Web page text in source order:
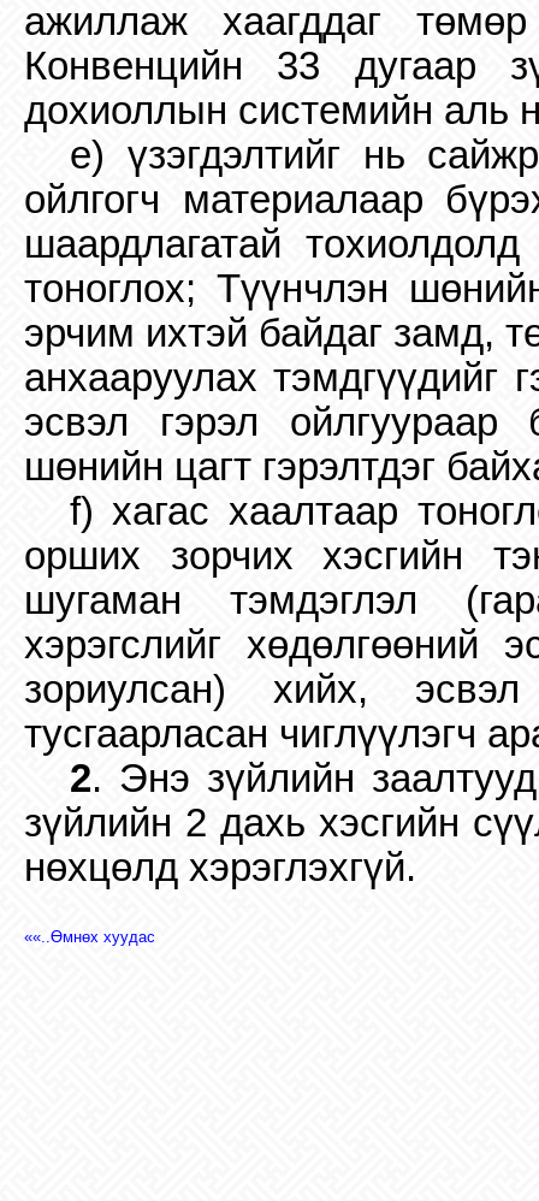
ажиллаж хаагддаг
Конвенцийн 33 дугаар
дохиоллын системийн аль
e) үзэгдэлтийг нь
ойлгогч материалаар
шаардлагатай
тоноглох; Түүнчлэн
эрчим ихтэй байдаг замд,
анхааруулах тэмдгүүдийг
эсвэл гэрэл ойлгуураар
шөнийн цагт гэрэлтдэг
f) хагас хаалтаар
орших зорчих хэсгийн
шугаман тэмдэглэл
хэрэгслийг хөдөлгөөний
зориулсан) хийх,
тусгаарласан чиглүүлэгч
2. Энэ зүйлийн
зүйлийн 2 дахь хэсгийн
нөхцөлд хэрэглэхгүй.
««..Өмнөх хуудас